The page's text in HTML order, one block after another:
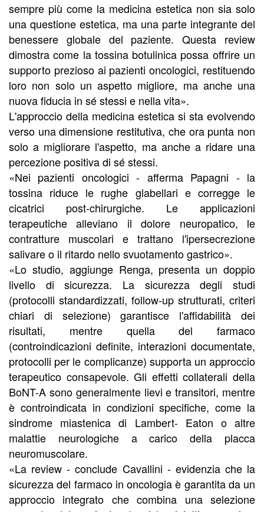
sempre più come la medicina estetica non sia solo
una questione estetica, ma una parte integrante del
benessere globale del paziente. Questa review
dimostra come la tossina botulinica possa offrire un
supporto prezioso ai pazienti oncologici, restituendo
loro non solo un aspetto migliore, ma anche una
nuova fiducia in sé stessi e nella vita».
L'approccio della medicina estetica si sta evolvendo
verso una dimensione restitutiva, che ora punta non
solo a migliorare l'aspetto, ma anche a ridare una
percezione positiva di sé stessi.
«Nei pazienti oncologici - afferma Papagni - la
tossina riduce le rughe glabellari e corregge le
cicatrici post-chirurgiche. Le applicazioni
terapeutiche alleviano il dolore neuropatico, le
contratture muscolari e trattano l'ipersecrezione
salivare o il ritardo nello svuotamento gastrico».
«Lo studio, aggiunge Renga, presenta un doppio
livello di sicurezza. La sicurezza degli studi
(protocolli standardizzati, follow-up strutturati, criteri
chiari di selezione) garantisce l'affidabilità dei
risultati, mentre quella del farmaco
(controindicazioni definite, interazioni documentate,
protocolli per le complicanze) supporta un approccio
terapeutico consapevole. Gli effetti collaterali della
BoNT-A sono generalmente lievi e transitori, mentre
è controindicata in condizioni specifiche, come la
sindrome miastenica di Lambert- Eaton o altre
malattie neurologiche a carico della placca
neuromuscolare.
«La review - conclude Cavallini - evidenzia che la
sicurezza del farmaco in oncologia è garantita da un
approccio integrato che combina una selezione